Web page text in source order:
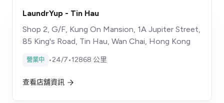
LaundrYup - Tin Hau
Shop 2, G/F, Kung On Mansion, 1A Jupiter Street,
85 King's Road, Tin Hau, Wan Chai, Hong Kong
營業中 •24/7•12868 公里
查看店舖資訊